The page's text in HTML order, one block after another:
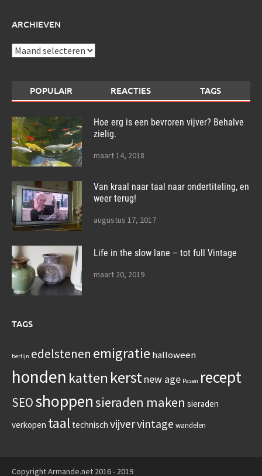
ARCHIEVEN
Archieven
POPULAIR REACTIES TAGS
Hoe erg is een bevroren vijver? Behalve
zielig.
maart 14, 2018
Van kraal naar taal naar ondertiteling, en
weer terug!
augustus 17, 2017
Life in the slow lane – tot full Vintage
maart 20, 2019
TAGS
berlijn edelstenen emigratie halloween
honden katten kerstnew age Pasen recept
SEOshoppensieraden maken sieraden
verkopen taal technisch vijvervintage wandelen
Copyright Armande.net 2016 - 2019